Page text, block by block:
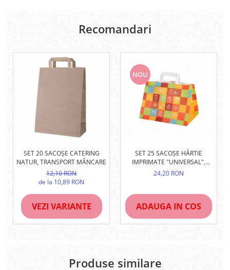
Recomandari
SET 20 SACOȘE CATERING
NATUR, TRANSPORT MÂNCARE
12,10 RON
de la 10,89 RON
VEZI VARIANTE
NOU
SET 25 SACOȘE HÂRTIE
IMPRIMATE "UNIVERSAL",
DESIGN CATERING,
DIMENSIUNI 32X22X24 CM
24,20 RON
ADAUGA IN COS
Produse similare